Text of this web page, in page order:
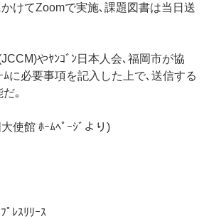
けてZoomで実施､課題図書は当日送
やﾔﾝｺﾞﾝ日本人会､福岡市が協
に必要事項を記入した上で､送信する
｡
使館 ﾎｰﾑﾍﾟｰｼﾞより)
ﾟﾚｽﾘﾘｰｽ